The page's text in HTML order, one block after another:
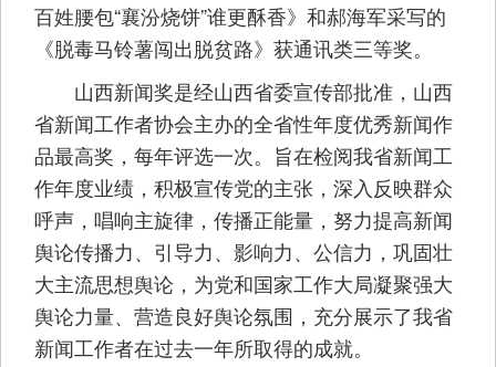
百姓腰包“襄汾烧饼”谁更酥香》和郝海军采写的
《脱毒马铃薯闯出脱贫路》获通讯类三等奖。
山西新闻奖是经山西省委宣传部批准，山西
省新闻工作者协会主办的全省性年度优秀新闻作
品最高奖，每年评选一次。旨在检阅我省新闻工
作年度业绩，积极宣传党的主张，深入反映群众
呼声，唱响主旋律，传播正能量，努力提高新闻
舆论传播力、引导力、影响力、公信力，巩固壮
大主流思想舆论，为党和国家工作大局凝聚强大
舆论力量、营造良好舆论氛围，充分展示了我省
新闻工作者在过去一年所取得的成就。